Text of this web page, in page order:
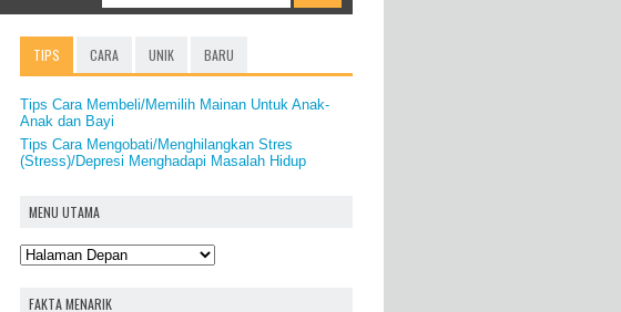
TIPS CARA UNIK BARU
Tips Cara Membeli/Memilih Mainan Untuk Anak-
Anak dan Bayi
Tips Cara Mengobati/Menghilangkan Stres
(Stress)/Depresi Menghadapi Masalah Hidup
MENU UTAMA
FAKTA MENARIK